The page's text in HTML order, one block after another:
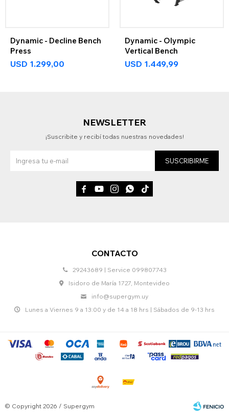
Dynamic - Decline Bench
Press
USD 1.299,00
Dynamic - Olympic
Vertical Bench
USD 1.449,99
CONTACTO
29243689 | Service 099807743
Isidoro de María 1727, Montevideo
info@supergym.uy
Lunes a Viernes 9 a 13:00 y de 14 a 18 hrs | Sábados de 9-13 hrs
NEWSLETTER
¡Suscribite y recibí todas nuestras novedades!
SUSCRIBIRME
    
© Copyright 2026 / Supergym